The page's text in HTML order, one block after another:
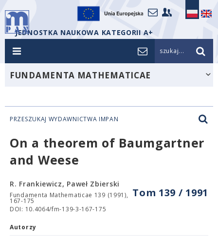
JEDNOSTKA NAUKOWA KATEGORII A+
szukaj...
FUNDAMENTA MATHEMATICAE
PRZESZUKAJ WYDAWNICTWA IMPAN
On a theorem of Baumgartner
and Weese
Tom 139 / 1991
R. Frankiewicz, Paweł Zbierski
Fundamenta Mathematicae 139 (1991),
167-175
DOI: 10.4064/fm-139-3-167-175
Autorzy